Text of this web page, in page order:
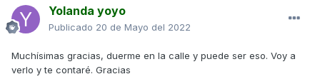
Yolanda yoyo
Publicado 20 de Mayo del 2022
Muchísimas gracias, duerme en la calle y puede ser eso. Voy a
verlo y te contaré. Gracias